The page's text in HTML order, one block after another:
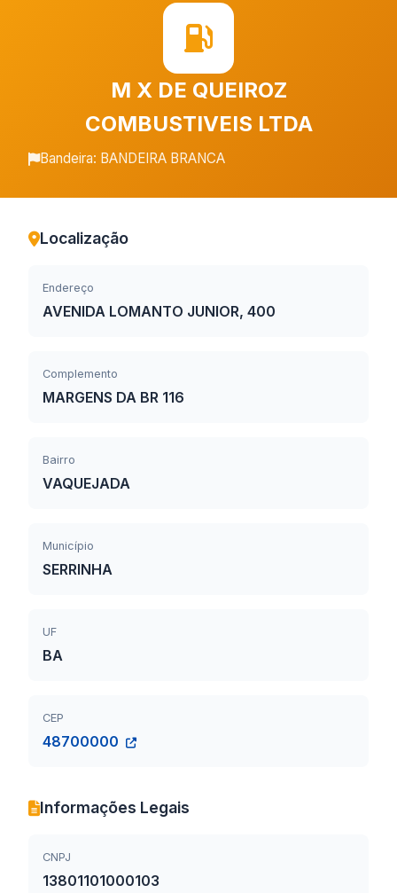
M X DE QUEIROZ
COMBUSTIVEIS LTDA
Bandeira: BANDEIRA BRANCA
Localização
Endereço
AVENIDA LOMANTO JUNIOR, 400
Complemento
MARGENS DA BR 116
Bairro
VAQUEJADA
Município
SERRINHA
UF
BA
CEP
48700000
Informações Legais
CNPJ
13801101000103